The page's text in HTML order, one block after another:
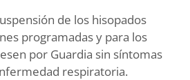
de los hisopados
programadas y para los
por Guardia sin síntomas
respiratoria.